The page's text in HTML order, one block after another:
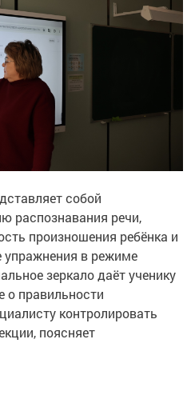
собой
распознавания речи,
произношения ребёнка и
упражнения в режиме
зеркало даёт ученику
о правильности
контролировать
поясняет